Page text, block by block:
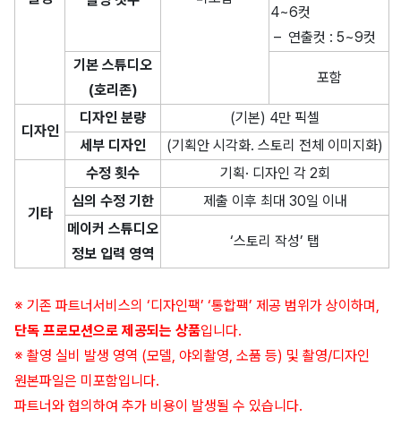
4~6컷
– 연출컷 : 5~9컷
기본 스튜디오
(호리존)
포함
디자인
디자인 분량
(기본) 4만 픽셀
세부 디자인
(기획안 시각화. 스토리 전체 이미지화)
기타
수정 횟수
기획· 디자인 각 2회
심의 수정 기한
제출 이후 최대 30일 이내
메이커 스튜디오
정보 입력 영역
‘스토리 작성’ 탭
※ 기존 파트너서비스의 ‘디자인팩’ ‘통합팩’ 제공 범위가 상이하며,
단독 프로모션으로 제공되는 상품입니다.
※ 촬영 실비 발생 영역 (모델, 야외촬영, 소품 등) 및 촬영/디자인
원본파일은 미포함입니다.
파트너와 협의하여 추가 비용이 발생될 수 있습니다.